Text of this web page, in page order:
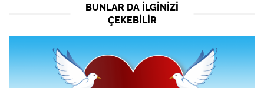
BUNLAR DA ILGINIZI
ÇEKEBILIR